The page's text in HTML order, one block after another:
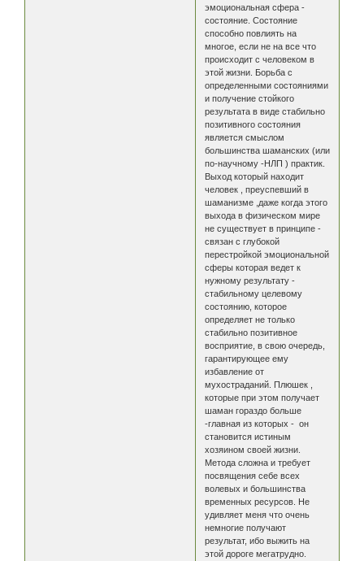
эмоциональная сфера -
состояние. Состояние
способно повлиять на
многое, если не на все что
происходит с человеком в
этой жизни. Борьба с
определенными состояниями
и получение стойкого
результата в виде стабильно
позитивного состояния
является смыслом
большинства шаманских (или
по-научному -НЛП ) практик.
Выход который находит
человек , преуспевший в
шаманизме ,даже когда этого
выхода в физическом мире
не существует в принципе -
связан с глубокой
перестройкой эмоциональной
сферы которая ведет к
нужному результату -
стабильному целевому
состоянию, которое
определяет не только
стабильно позитивное
восприятие, в свою очередь,
гарантирующее ему
избавление от
мухостраданий. Плюшек ,
которые при этом получает
шаман гораздо больше
-главная из которых - он
становится истиным
хозяином своей жизни.
Метода сложна и требует
посвящения себе всех
волевых и большинства
временных ресурсов. Не
удивляет меня что очень
немногие получают
результат, ибо выжить на
этой дороге мегатрудно.